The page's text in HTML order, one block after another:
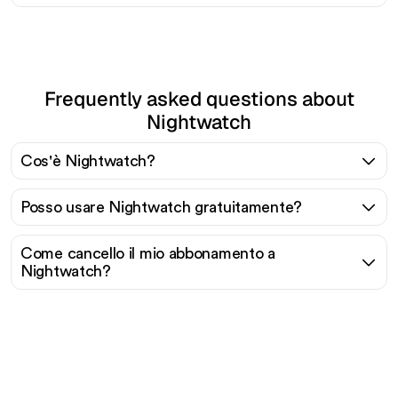
Frequently asked questions about
Nightwatch
Cos'è Nightwatch?
Posso usare Nightwatch gratuitamente?
Come cancello il mio abbonamento a
Nightwatch?